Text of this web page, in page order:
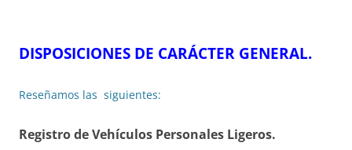
DISPOSICIONES DE CARÁCTER GENERAL.
Reseñamos las siguientes:
Registro de Vehículos Personales Ligeros.